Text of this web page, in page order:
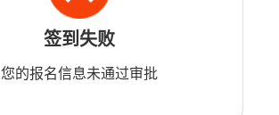
签到失败
您的报名信息未通过审批